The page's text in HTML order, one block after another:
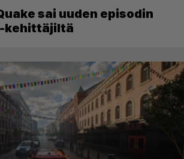
sai uuden episodin
kehittäjiltä